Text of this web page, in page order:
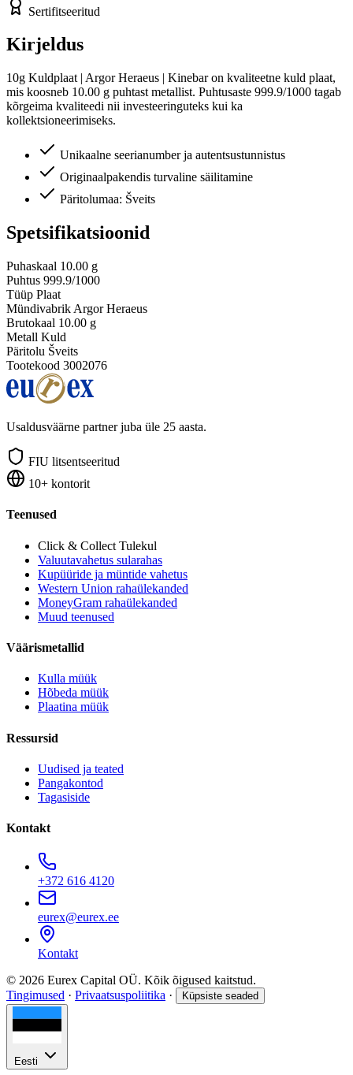
Sertifitseeritud
Kirjeldus
10g Kuldplaat | Argor Heraeus | Kinebar on kvaliteetne kuld plaat,
mis koosneb 10.00 g puhtast metallist. Puhtusaste 999.9/1000 tagab
kõrgeima kvaliteedi nii investeeringuteks kui ka
kollektsioneerimiseks.
Unikaalne seerianumber ja autentsustunnistus
Originaalpakendis turvaline säilitamine
Päritolumaa: Šveits
Spetsifikatsioonid
Puhaskaal 10.00 g
Puhtus 999.9/1000
Tüüp Plaat
Mündivabrik Argor Heraeus
Brutokaal 10.00 g
Metall Kuld
Päritolu Šveits
Tootekood 3002076
Usaldusväärne partner juba üle 25 aasta.
FIU litsentseeritud
10+ kontorit
Teenused
Click & Collect Tulekul
Valuutavahetus sularahas
Kupüüride ja müntide vahetus
Western Union rahaülekanded
MoneyGram rahaülekanded
Muud teenused
Väärismetallid
Kulla müük
Hõbeda müük
Plaatina müük
Ressursid
Uudised ja teated
Pangakontod
Tagasiside
Kontakt
+372 616 4120
eurex@eurex.ee
Kontakt
© 2026 Eurex Capital OÜ. Kõik õigused kaitstud.
Tingimused · Privaatsuspoliitika · Küpsiste seaded
Eesti